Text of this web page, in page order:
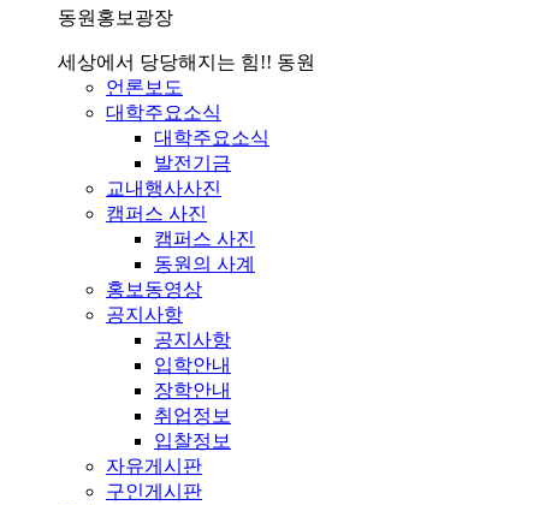
동원홍보광장
세상에서 당당해지는 힘!! 동원
언론보도
대학주요소식
대학주요소식
발전기금
교내행사사진
캠퍼스 사진
캠퍼스 사진
동원의 사계
홍보동영상
공지사항
공지사항
입학안내
장학안내
취업정보
입찰정보
자유게시판
구인게시판